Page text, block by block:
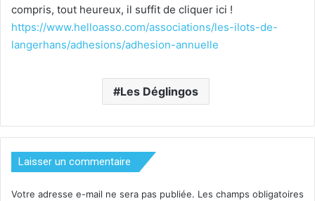
compris, tout heureux, il suffit de cliquer ici !
https://www.helloasso.com/associations/les-ilots-de-
langerhans/adhesions/adhesion-annuelle
Les Déglingos
Laisser un commentaire
Votre adresse e-mail ne sera pas publiée. Les champs obligatoires